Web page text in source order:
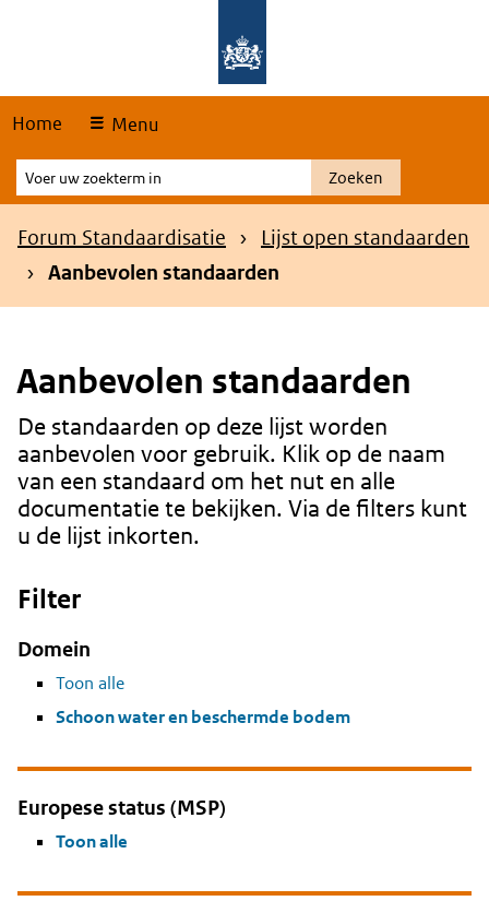
Home Menu
Voer
uw
zoekterm
Zoeken
Kruimelpad
Forum Standaardisatie
Lijst open standaarden
Aanbevolen standaarden
Aanbevolen standaarden
Content
De standaarden op deze lijst worden
aanbevolen voor gebruik. Klik op de naam
van een standaard om het nut en alle
documentatie te bekijken. Via de filters kunt
u de lijst inkorten.
Filter
Domein
Toon alle
Schoon water en beschermde bodem
Europese status (MSP)
Toon alle